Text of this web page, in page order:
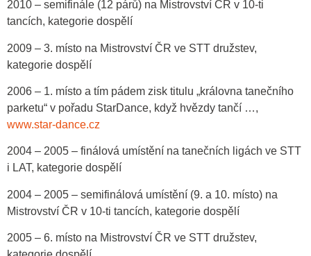
2010 – semifinále (12 párů) na Mistrovství ČR v 10-ti
tancích, kategorie dospělí
2009 – 3. místo na Mistrovství ČR ve STT družstev,
kategorie dospělí
2006 – 1. místo a tím pádem zisk titulu „královna tanečního
parketu“ v pořadu StarDance, když hvězdy tančí …,
www.star-dance.cz
2004 – 2005 – finálová umístění na tanečních ligách ve STT
i LAT, kategorie dospělí
2004 – 2005 – semifinálová umístění (9. a 10. místo) na
Mistrovství ČR v 10-ti tancích, kategorie dospělí
2005 – 6. místo na Mistrovství ČR ve STT družstev,